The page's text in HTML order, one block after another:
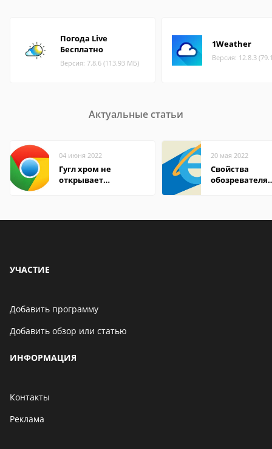
Погода Live
Бесплатно
Версия: 7.8.6 (113.93 МБ)
1Weather
Версия: 12.8.3
Актуальные статьи
04 июня 2022
Гугл хром не
открывает
20 мая 2022
Свойства
обозревателя
УЧАСТИЕ
Добавить программу
Добавить обзор или статью
ИНФОРМАЦИЯ
Контакты
Реклама